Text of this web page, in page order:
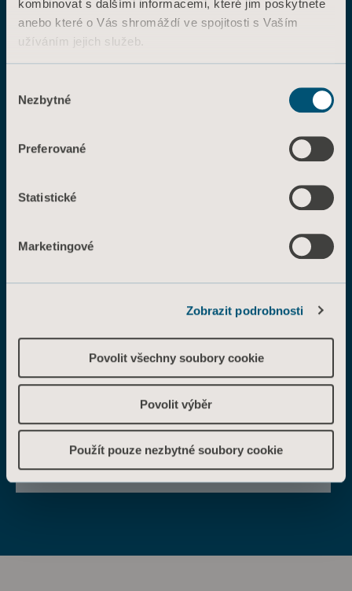
kombinovat s dalšími informacemi, které jim poskytnete
anebo které o Vás shromáždí ve spojitosti s Vaším
užíváním jejich služeb.
souhlasu
Nezbytné
Preferované
Statistické
Marketingové
Zobrazit podrobnosti
Povolit všechny soubory cookie
Povolit výběr
Použít pouze nezbytné soubory cookie
Prozkoumat související
Při časné mobilizaci Vašich pacientů na
dosáhnout lepších výsledků a
Prone positioning
With our prone positioning solutions,
you can lower the risk of injury
the number of caregivers… And the
physical effort needed to carry out a
safe and controlled manoeuvre every